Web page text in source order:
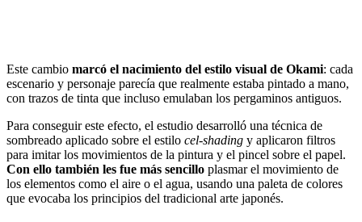
Este cambio marcó el nacimiento del estilo visual de Okami: cada
escenario y personaje parecía que realmente estaba pintado a mano,
con trazos de tinta que incluso emulaban los pergaminos antiguos.
Para conseguir este efecto, el estudio desarrolló una técnica de
sombreado aplicado sobre el estilo cel-shading y aplicaron filtros
para imitar los movimientos de la pintura y el pincel sobre el papel.
Con ello también les fue más sencillo plasmar el movimiento de
los elementos como el aire o el agua, usando una paleta de colores
que evocaba los principios del tradicional arte japonés.